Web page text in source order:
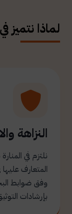
لماذا نتميز
النزاهة
نلتزم في
المتعارف
وفق ضوابط
بإرشادات